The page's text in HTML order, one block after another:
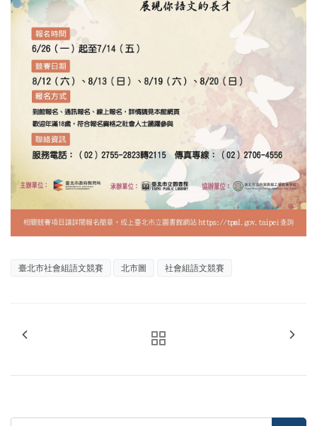
臺北市社會組語文競賽 北市圖 社會組語文競賽